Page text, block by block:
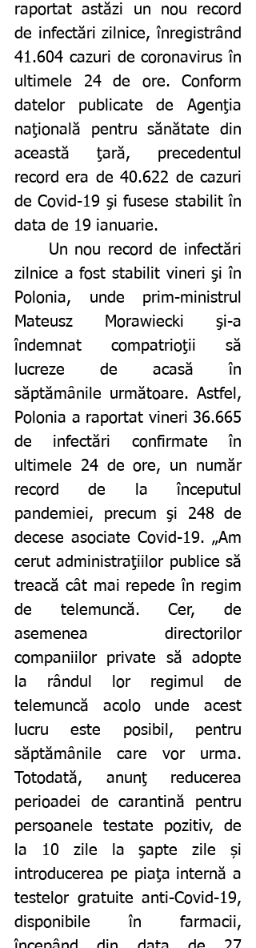
raportat astăzi un nou record
de infectări zilnice, înregistrând
41.604 cazuri de coronavirus în
ultimele 24 de ore. Conform
datelor publicate de Agenţia
naţională pentru sănătate din
această ţară, precedentul
record era de 40.622 de cazuri
de Covid-19 şi fusese stabilit în
data de 19 ianuarie.
zilnice a fost stabilit vineri şi în
Polonia, unde prim-ministrul
Mateusz Morawiecki şi-a
îndemnat compatrioţii să
lucreze de acasă în
săptămânile următoare. Astfel,
Polonia a raportat vineri 36.665
de infectări confirmate în
ultimele 24 de ore, un număr
record de la începutul
pandemiei, precum şi 248 de
decese asociate Covid-19. „Am
cerut administraţiilor publice să
treacă cât mai repede în regim
de telemuncă. Cer, de
asemenea directorilor
companiilor private să adopte
la rândul lor regimul de
telemuncă acolo unde acest
lucru este posibil, pentru
săptămânile care vor urma.
Totodată, anunţ reducerea
perioadei de carantină pentru
persoanele testate pozitiv, de
la 10 zile la şapte zile și
introducerea pe piaţa internă a
testelor gratuite anti-Covid-19,
disponibile în farmacii,